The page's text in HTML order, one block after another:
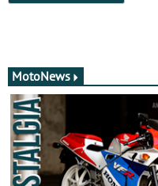
MotoNews